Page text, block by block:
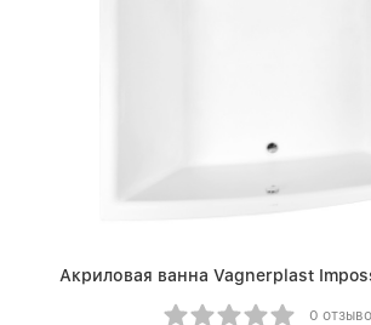
Акриловая ванна Vagnerplast
0